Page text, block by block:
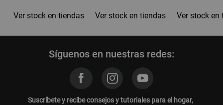
Ver stock en tiendas Ver stock en tiendas Ver stock en
Síguenos en nuestras redes:
Suscríbete y recibe consejos y tutoriales para el hogar,